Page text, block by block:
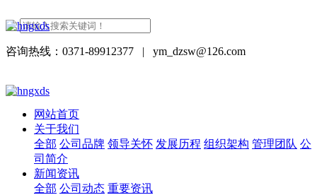
咨询热线：0371-89912377 | ym_dzsw@126.com
网站首页
关于我们
全部 公司品牌 领导关怀 发展历程 组织架构 管理团队 公
司简介
新闻资讯
全部 公司动态 重要资讯